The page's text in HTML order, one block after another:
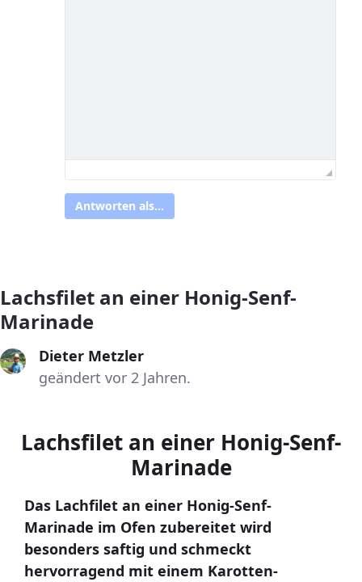
Antworten als...
Lachsfilet an einer Honig-Senf-
Marinade
Dieter Metzler
geändert vor 2 Jahren.
Lachsfilet an einer Honig-Senf-
Marinade
Das Lachfilet an einer Honig-Senf-
Marinade im Ofen zubereitet wird
besonders saftig und schmeckt
hervorragend mit einem Karotten-